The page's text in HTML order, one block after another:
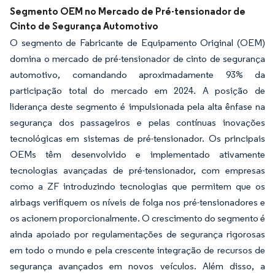
Segmento OEM no Mercado de Pré-tensionador de
Cinto de Segurança Automotivo
O segmento de Fabricante de Equipamento Original (OEM)
domina o mercado de pré-tensionador de cinto de segurança
automotivo, comandando aproximadamente 93% da
participação total do mercado em 2024. A posição de
liderança deste segmento é impulsionada pela alta ênfase na
segurança dos passageiros e pelas contínuas inovações
tecnológicas em sistemas de pré-tensionador. Os principais
OEMs têm desenvolvido e implementado ativamente
tecnologias avançadas de pré-tensionador, com empresas
como a ZF introduzindo tecnologias que permitem que os
airbags verifiquem os níveis de folga nos pré-tensionadores e
os acionem proporcionalmente. O crescimento do segmento é
ainda apoiado por regulamentações de segurança rigorosas
em todo o mundo e pela crescente integração de recursos de
segurança avançados em novos veículos. Além disso, a